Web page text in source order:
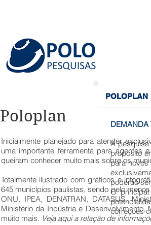
Poloplan
Inicialmente planejado para atender
uma importante ferramenta para agentes
queiram conhecer muito mais sobre os
Totalmente ilustrado com gráficos e
645 municípios paulistas, sendo pelo
ONU, IPEA, DENATRAN, DATASUS,
Ministério da Indústria e Desenvolvimento,
muito mais. Veja aqui a relação de
POLOPLAN
DEMANDA
A pesquisa
propósito
para novos
poderão
O
correções